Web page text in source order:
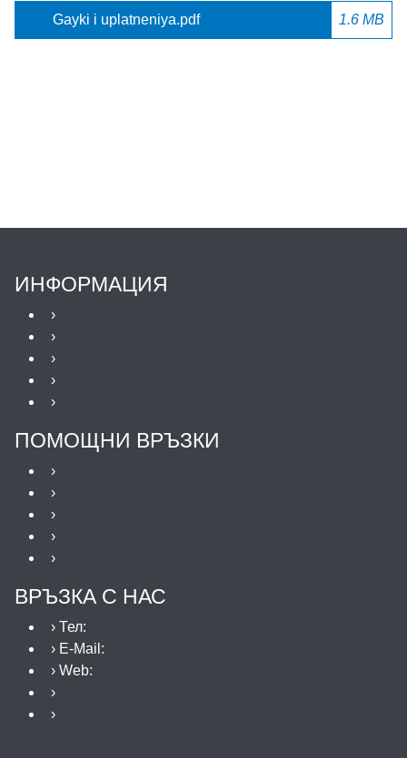
Gayki i uplatneniya.pdf 1.6 MB
ИНФОРМАЦИЯ
›
›
›
›
›
ПОМОЩНИ ВРЪЗКИ
›
›
›
›
›
ВРЪЗКА С НАС
› Тел:
› E-Mail:
› Web:
›
›